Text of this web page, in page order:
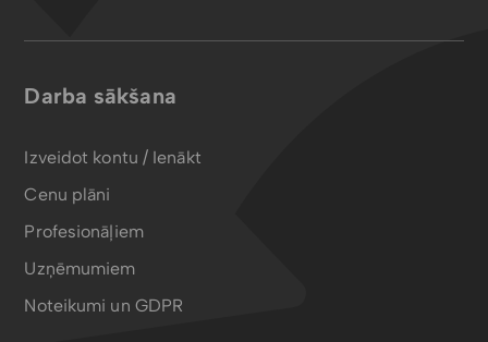
Darba sākšana
Izveidot kontu / Ienākt
Cenu plāni
Profesionāļiem
Uzņēmumiem
Noteikumi un GDPR